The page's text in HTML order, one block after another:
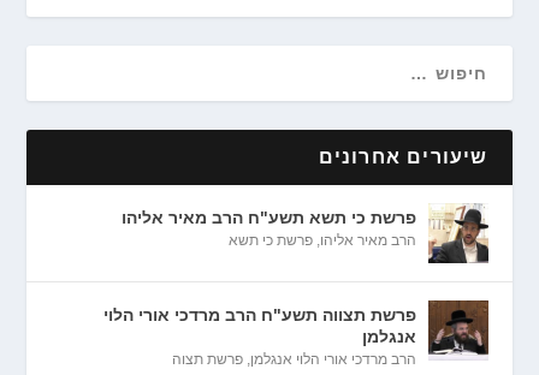
שיעורים אחרונים
פרשת כי תשא תשע"ח הרב מאיר אליהו
הרב מאיר אליהו,פרשת כי תשא
פרשת תצווה תשע"ח הרב מרדכי אורי הלוי
אנגלמן
הרב מרדכי אורי הלוי אנגלמן,פרשת תצוה